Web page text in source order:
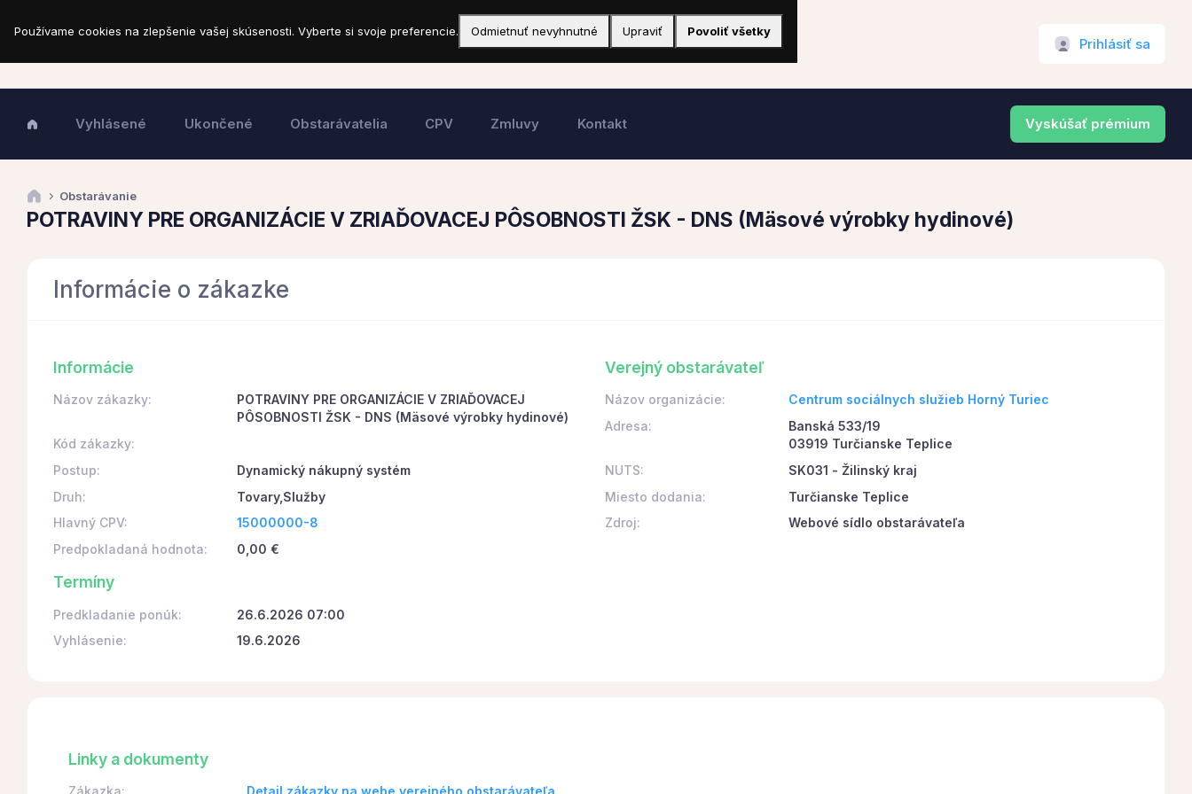
Prihlásiť sa
Vyhlásené Ukončené Obstarávatelia CPV Zmluvy Kontakt Vyskúšať prémium
Obstarávanie
POTRAVINY PRE ORGANIZÁCIE V ZRIAĎOVACEJ PÔSOBNOSTI ŽSK - DNS (Mäsové výrobky hydinové)
Informácie o zákazke
Informácie
Názov zákazky:
POTRAVINY PRE ORGANIZÁCIE V ZRIAĎOVACEJ
PÔSOBNOSTI ŽSK - DNS (Mäsové výrobky hydinové)
Kód zákazky:
Postup:
Dynamický nákupný systém
Druh:
Tovary,Služby
Hlavný CPV:
15000000-8
Predpokladaná hodnota:
0,00 €
Termíny
Predkladanie ponúk:
26.6.2026 07:00
Vyhlásenie:
19.6.2026
Verejný obstarávateľ
Názov organizácie:
Centrum sociálnych služieb Horný Turiec
Adresa:
Banská 533/19
03919 Turčianske Teplice
NUTS:
SK031 - Žilinský kraj
Miesto dodania:
Turčianske Teplice
Zdroj:
Webové sídlo obstarávateľa
Linky a dokumenty
Zákazka: Detail zákazky na webe verejného obstarávateľa
Používame cookies na zlepšenie vašej skúsenosti. Vyberte si svoje preferencie. Odmietnuť nevyhnutné Upraviť Povoliť všetky